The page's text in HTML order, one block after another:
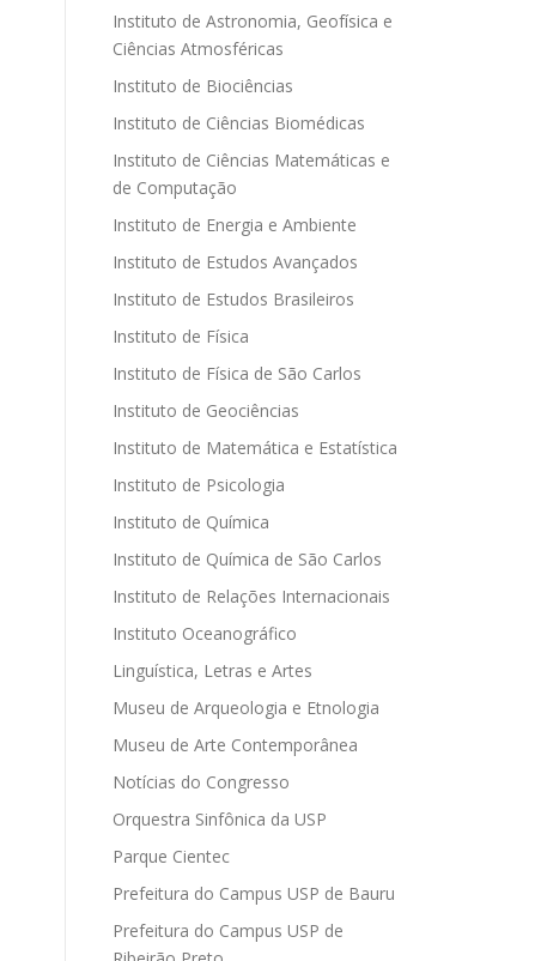
Instituto de Astronomia, Geofísica e
Ciências Atmosféricas
Instituto de Biociências
Instituto de Ciências Biomédicas
Instituto de Ciências Matemáticas e
de Computação
Instituto de Energia e Ambiente
Instituto de Estudos Avançados
Instituto de Estudos Brasileiros
Instituto de Física
Instituto de Física de São Carlos
Instituto de Geociências
Instituto de Matemática e Estatística
Instituto de Psicologia
Instituto de Química
Instituto de Química de São Carlos
Instituto de Relações Internacionais
Instituto Oceanográfico
Linguística, Letras e Artes
Museu de Arqueologia e Etnologia
Museu de Arte Contemporânea
Notícias do Congresso
Orquestra Sinfônica da USP
Parque Cientec
Prefeitura do Campus USP de Bauru
Prefeitura do Campus USP de